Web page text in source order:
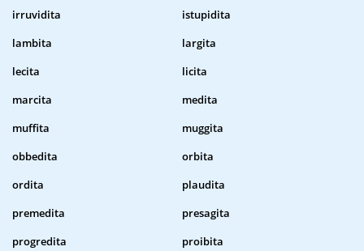
irruvidita
istupidita
lambita
largita
lecita
licita
marcita
medita
muffita
muggita
obbedita
orbita
ordita
plaudita
premedita
presagita
progredita
proibita